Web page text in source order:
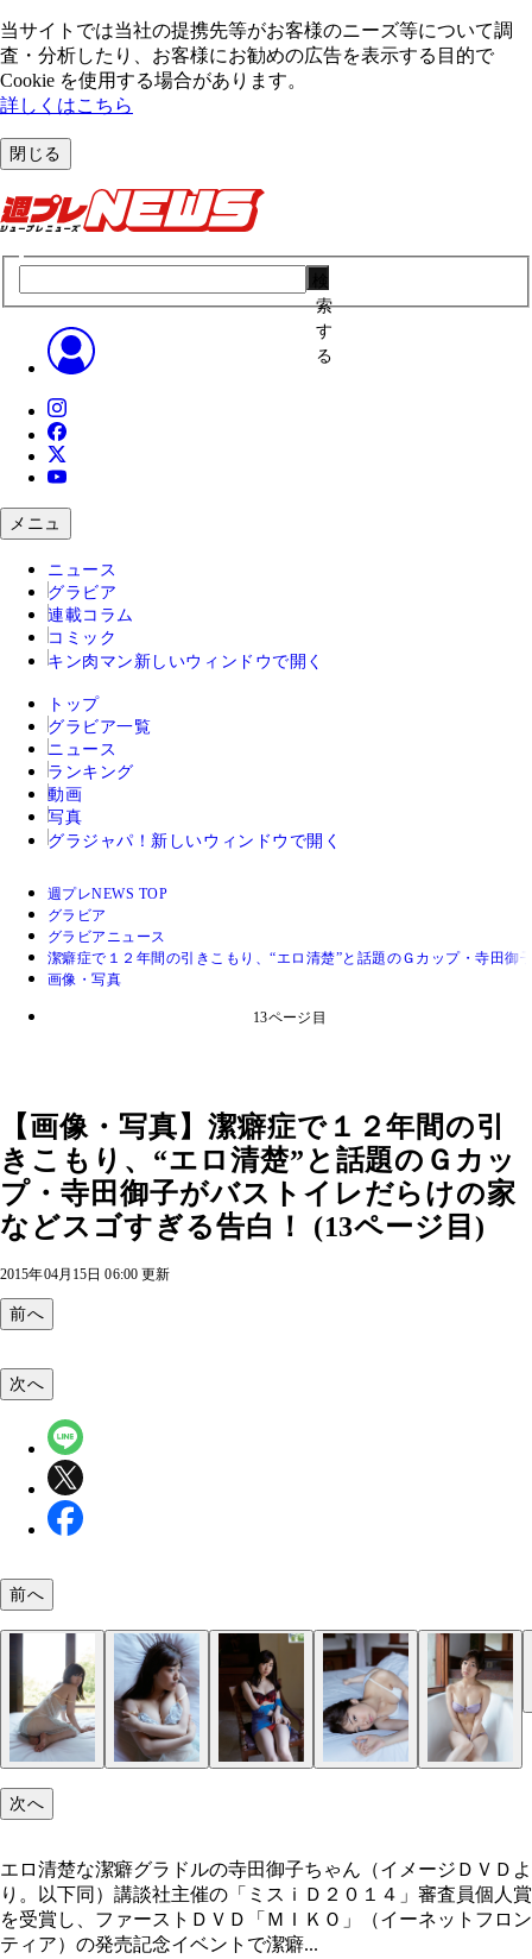
当サイトでは当社の提携先等がお客様のニーズ等について調
査・分析したり、お客様にお勧めの広告を表⽰する⽬的で
Cookie を使⽤する場合があります。
詳しくはこちら
閉じる
索
す
る
メニュ
ニュース
グラビア
連載コラム
コミック
キン肉マン 新しいウィンドウで開く
トップ
グラビア一覧
ニュース
ランキング
動画
写真
グラジャパ！ 新しいウィンドウで開く
週プレNEWS TOP
グラビア
グラビアニュース
潔癖症で１２年間の引きこもり、“エロ清楚”と話題のＧカップ・寺田御
画像・写真
13ページ目
【画像・写真】潔癖症で１２年間の引
きこもり、“エロ清楚”と話題のＧカッ
プ・寺田御子がバストイレだらけの家
などスゴすぎる告白！ (13ページ目)
2015年04月15日 06:00 更新
前へ
次へ
前へ
次へ
エロ清楚な潔癖グラドルの寺田御子ちゃん（イメージＤＶＤよ
り。以下同）講談社主催の「ミスｉＤ２０１４」審査員個人賞
を受賞し、ファーストＤＶＤ「ＭＩＫＯ」（イーネットフロン
ティア）の発売記念イベントで潔癖...